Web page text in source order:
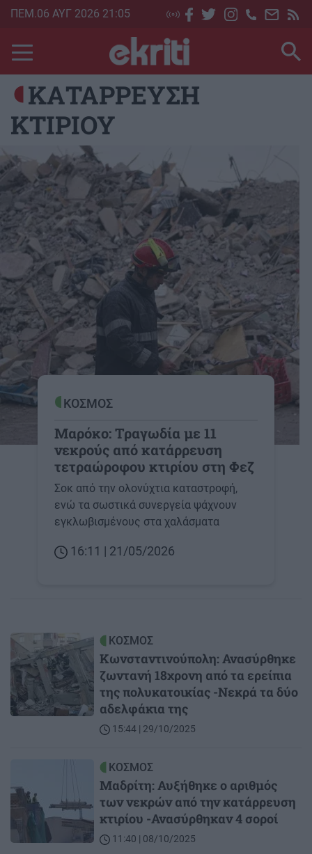
Skip
main
content
ΠΕΜ.06 ΑΥΓ 2026 21:05
ΚΑΤΑΡΡΕΥΣΗ
ΚΤΙΡΙΟΥ
Image
ΚΟΣΜΟΣ
Μαρόκο: Τραγωδία με 11
νεκρούς από κατάρρευση
τετραώροφου κτιρίου στη Φεζ
Σοκ από την ολονύχτια καταστροφή,
ενώ τα σωστικά συνεργεία ψάχνουν
εγκλωβισμένους στα χαλάσματα
16:11 | 21/05/2026
Image ΚΟΣΜΟΣ
Κωνσταντινούπολη: Ανασύρθηκε
ζωντανή 18χρονη από τα ερείπια
της πολυκατοικίας -Νεκρά τα δύο
αδελφάκια της
15:44 | 29/10/2025
ΚΟΣΜΟΣ
Μαδρίτη: Αυξήθηκε ο αριθμός
των νεκρών από την κατάρρευση
κτιρίου -Ανασύρθηκαν 4 σοροί
11:40 | 08/10/2025